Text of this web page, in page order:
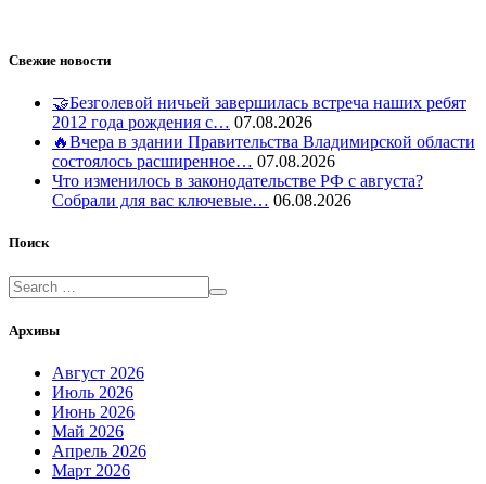
Свежие новости
🤝Безголевой ничьей завершилась встреча наших ребят
2012 года рождения с… 07.08.2026
🔥Вчера в здании Правительства Владимирской области
состоялось расширенное… 07.08.2026
Что изменилось в законодательстве РФ с августа?
Собрали для вас ключевые… 06.08.2026
Поиск
Архивы
Август 2026
Июль 2026
Июнь 2026
Май 2026
Апрель 2026
Март 2026